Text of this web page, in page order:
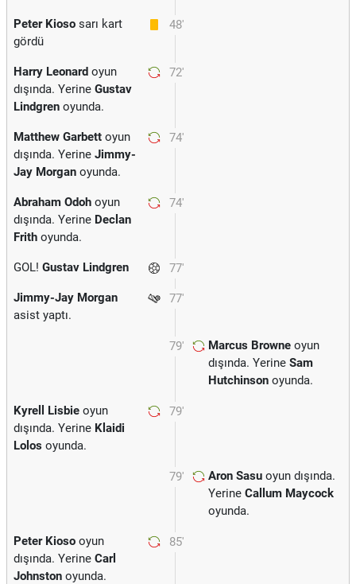
48'
Peter Kioso sarı kart
gördü
72'
Harry Leonard oyun
dışında. Yerine Gustav
Lindgren oyunda.
74'
Matthew Garbett oyun
dışında. Yerine Jimmy-
Jay Morgan oyunda.
74'
Abraham Odoh oyun
dışında. Yerine Declan
Frith oyunda.
77'
GOL! Gustav Lindgren
77'
Jimmy-Jay Morgan
asist yaptı.
79' Marcus Browne oyun
dışında. Yerine Sam
Hutchinson oyunda.
79'
Kyrell Lisbie oyun
dışında. Yerine Klaidi
Lolos oyunda.
79' Aron Sasu oyun dışında.
Yerine Callum Maycock
oyunda.
85'
Peter Kioso oyun
dışında. Yerine Carl
Johnston oyunda.